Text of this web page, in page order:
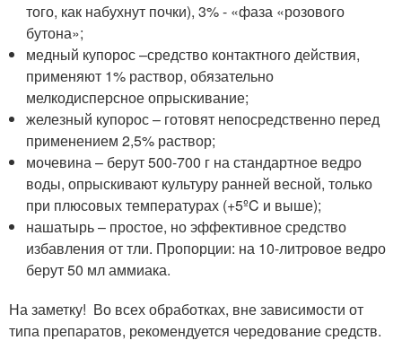
того, как набухнут почки), 3% - «фаза «розового
бутона»;
медный купорос –средство контактного действия,
применяют 1% раствор, обязательно
мелкодисперсное опрыскивание;
железный купорос – готовят непосредственно перед
применением 2,5% раствор;
мочевина – берут 500-700 г на стандартное ведро
воды, опрыскивают культуру ранней весной, только
при плюсовых температурах (+5ºC и выше);
нашатырь – простое, но эффективное средство
избавления от тли. Пропорции: на 10-литровое ведро
берут 50 мл аммиака.
На заметку! Во всех обработках, вне зависимости от
типа препаратов, рекомендуется чередование средств.